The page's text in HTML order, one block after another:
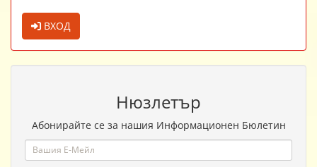
ВХОД
Нюзлетър
Абонирайте се за нашия Информационен Бюлетин